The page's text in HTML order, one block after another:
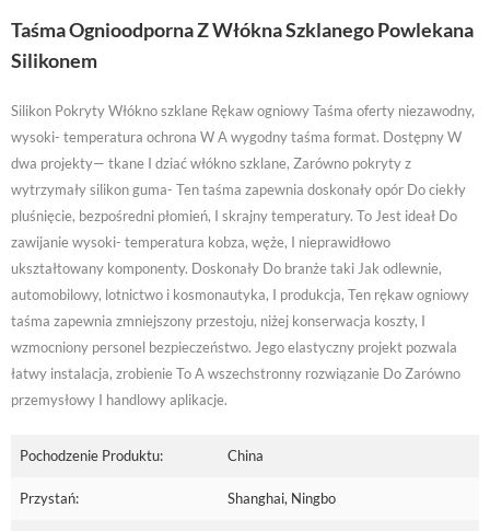
Taśma Ognioodporna Z Włókna Szklanego Powlekana
Silikonem
Silikon Pokryty Włókno szklane Rękaw ogniowy Taśma oferty niezawodny,
wysoki- temperatura ochrona W A wygodny taśma format. Dostępny W
dwa projekty— tkane I dziać włókno szklane, Zarówno pokryty z
wytrzymały silikon guma- Ten taśma zapewnia doskonały opór Do ciekły
pluśnięcie, bezpośredni płomień, I skrajny temperatury. To Jest ideał Do
zawijanie wysoki- temperatura kobza, węże, I nieprawidłowo
ukształtowany komponenty. Doskonały Do branże taki Jak odlewnie,
automobilowy, lotnictwo i kosmonautyka, I produkcja, Ten rękaw ogniowy
taśma zapewnia zmniejszony przestoju, niżej konserwacja koszty, I
wzmocniony personel bezpieczeństwo. Jego elastyczny projekt pozwala
łatwy instalacja, zrobienie To A wszechstronny rozwiązanie Do Zarówno
przemysłowy I handlowy aplikacje.
Pochodzenie Produktu: China
Przystań: Shanghai, Ningbo